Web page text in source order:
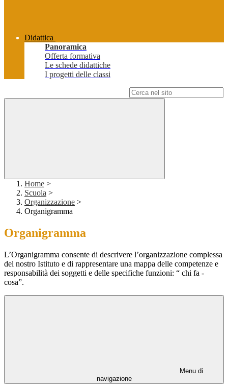
Didattica
Panoramica
Offerta formativa
Le schede didattiche
I progetti delle classi
Home >
Scuola >
Organizzazione >
Organigramma
Organigramma
L’Organigramma consente di descrivere l’organizzazione complessa
del nostro Istituto e di rappresentare una mappa delle competenze e
responsabilità dei soggetti e delle specifiche funzioni: “ chi fa -
cosa”.
Menu di
navigazione